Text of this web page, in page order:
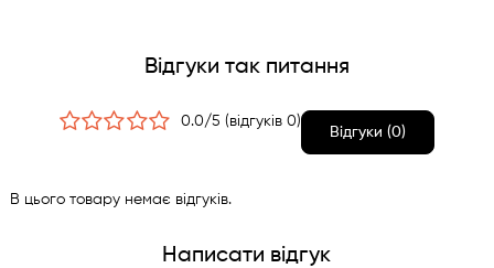
Відгуки так питання
0.0/5 (відгуків 0)
Відгуки (0)
В цього товару немає відгуків.
Написати відгук